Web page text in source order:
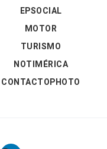
EPSOCIAL
MOTOR
TURISMO
NOTIMÉRICA
CONTACTOPHOTO